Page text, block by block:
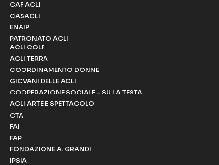
CAF ACLI
CASACLI
ENAIP
PATRONATO ACLI
ACLI COLF
ACLI TERRA
COORDINAMENTO DONNE
GIOVANI DELLE ACLI
COOPERAZIONE SOCIALE - SU LA TESTA
ACLI ARTE E SPETTACOLO
CTA
FAI
FAP
FONDAZIONE A. GRANDI
IPSIA